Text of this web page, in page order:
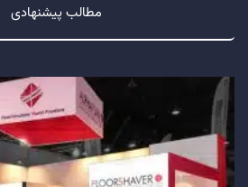
مطالب پیشنهادی